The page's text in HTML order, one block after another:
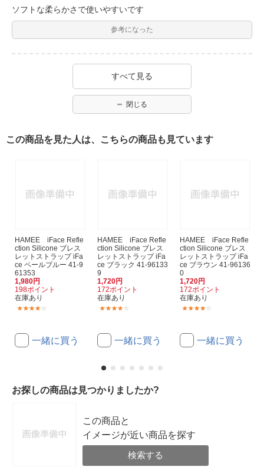
ソフトな柔らかさで使いやすいです
参考になった
すべて見る
閉じる
この商品を見た人は、こちらの商品も見ています
HAMEE iFace Refle
ction Silicone ブレス
レットストラップ iFa
ce ペールブルー 41-9
61353
1,980円
198ポイント
在庫あり
一緒に買う
HAMEE iFace Refle
ction Silicone ブレス
レットストラップ iFa
ce ブラック 41-96133
9
1,720円
172ポイント
在庫あり
一緒に買う
HAMEE iFace Refle
ction Silicone ブレス
レットストラップ iFa
ce ブラウン 41-96136
0
1,720円
172ポイント
在庫あり
一緒に買う
お探しの商品は見つかりましたか?
この商品と
イメージが近い商品を探す
検索する